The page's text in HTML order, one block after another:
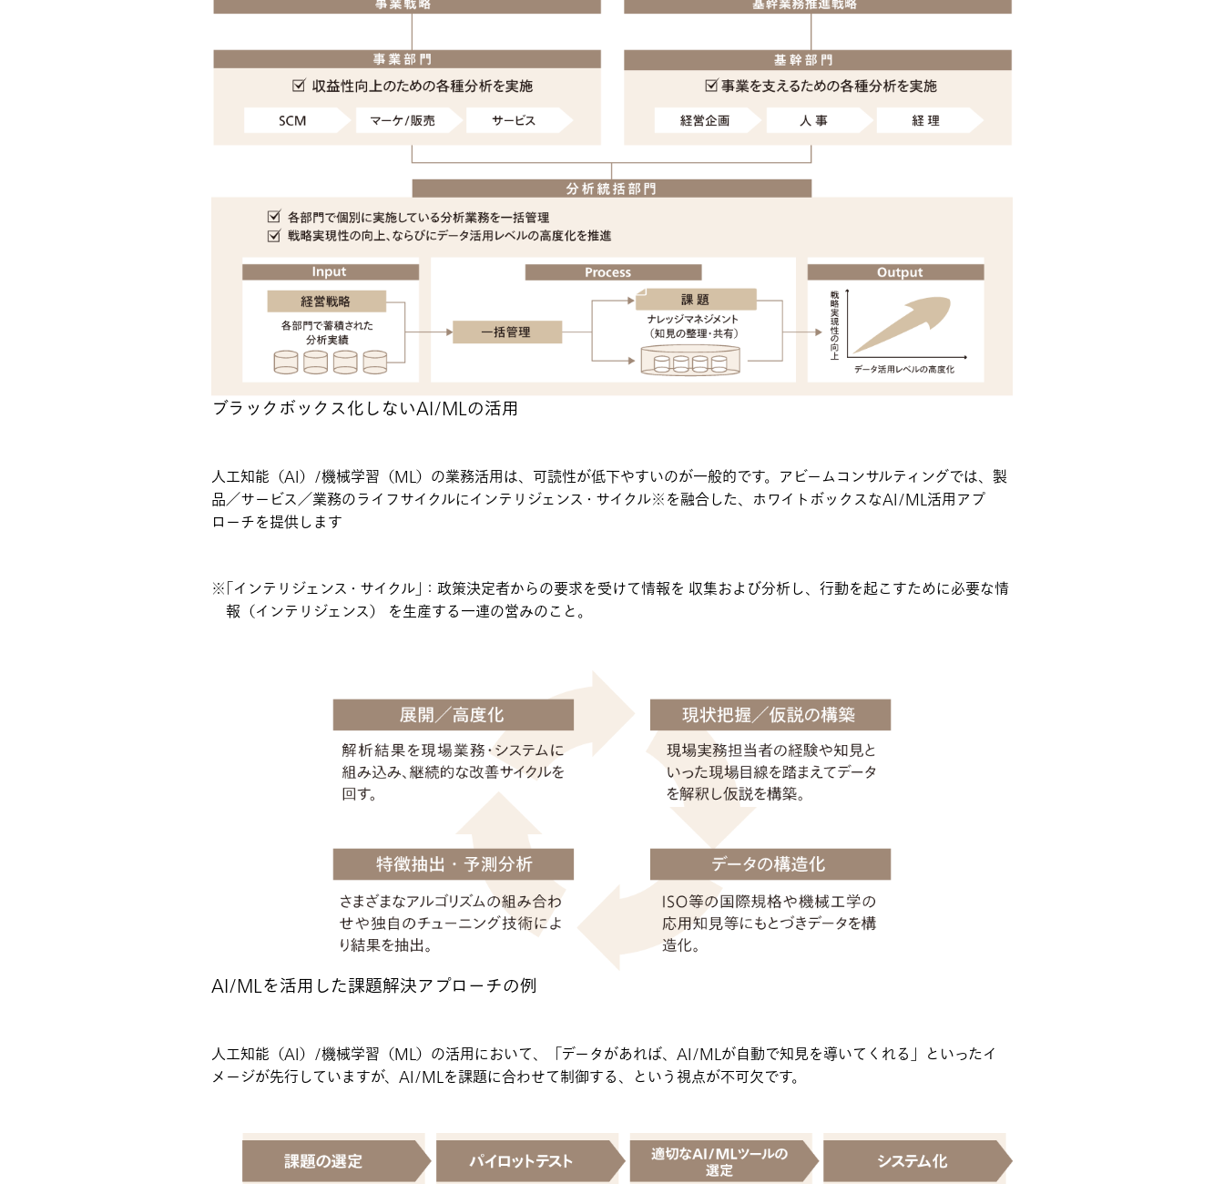
ブラックボックス化しないAI/MLの活用
人工知能（AI）/機械学習（ML）の業務活用は、可読性が低下やすいのが一般的です。アビームコンサルティングでは、製
品／サービス／業務のライフサイクルにインテリジェンス・サイクル※を融合した、ホワイトボックスなAI/ML活用アプ
ローチを提供します
｢インテリジェンス・サイクル｣：政策決定者からの要求を受けて情報を 収集および分析し、行動を起こすために必要な情
報（インテリジェンス） を生産する一連の営みのこと。
AI/MLを活用した課題解決アプローチの例
人工知能（AI）/機械学習（ML）の活用において、「データがあれば、AI/MLが自動で知見を導いてくれる」といったイ
メージが先行していますが、AI/MLを課題に合わせて制御する、という視点が不可欠です。